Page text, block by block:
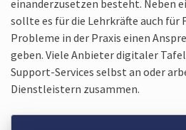
ei­nander­zusetzen besteht. Neben
sollte es für die Lehr­kräfte auch für
Probleme in der Praxis einen
geben. Viele Anbieter digitaler
Support-Services selbst an oder
Dienstleistern zusammen.